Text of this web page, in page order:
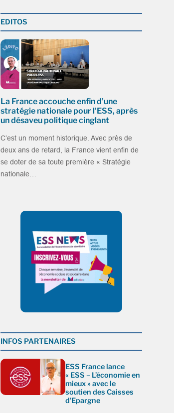
EDITOS
La France accouche enfin d’une
stratégie nationale pour l’ESS, après
un désaveu politique cinglant
C’est un moment historique. Avec près de
deux ans de retard, la France vient enfin de
se doter de sa toute première « Stratégie
nationale…
INFOS PARTENAIRES
ESS France lance
« ESS – L’économie en
mieux » avec le
soutien des Caisses
d’Epargne